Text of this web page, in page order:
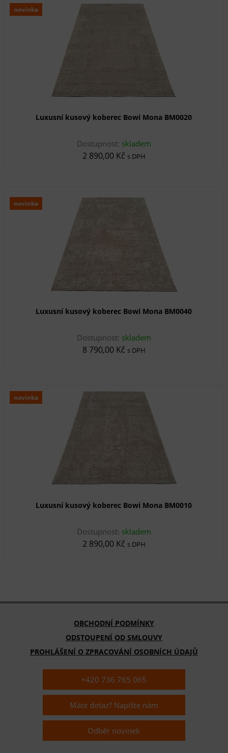
novinka
Luxusní kusový koberec Bowi Mona BM0020
Dostupnost: skladem
2 890,00 Kč s DPH
novinka
Luxusní kusový koberec Bowi Mona BM0040
Dostupnost: skladem
8 790,00 Kč s DPH
novinka
Luxusní kusový koberec Bowi Mona BM0010
Dostupnost: skladem
2 890,00 Kč s DPH
OBCHODNÍ PODMÍNKY
ODSTOUPENÍ OD SMLOUVY
PROHLÁŠENÍ O ZPRACOVÁNÍ OSOBNÍCH ÚDAJŮ
+420 736 765 065
Máte dotaz? Napište nám
Odběr novinek